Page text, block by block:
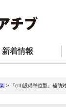
新着情報
> 『(Ⅲ)設備単位型』補助